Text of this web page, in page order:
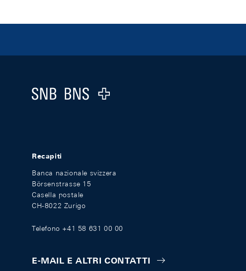
Logo
Recapiti
Banca nazionale svizzera
Börsenstrasse 15
Casella postale
CH-8022 Zurigo
Telefono +41 58 631 00 00
E-MAIL E ALTRI CONTATTI